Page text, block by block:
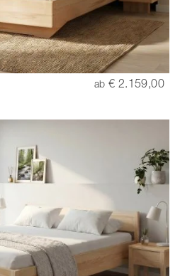
ab € 2.159,00